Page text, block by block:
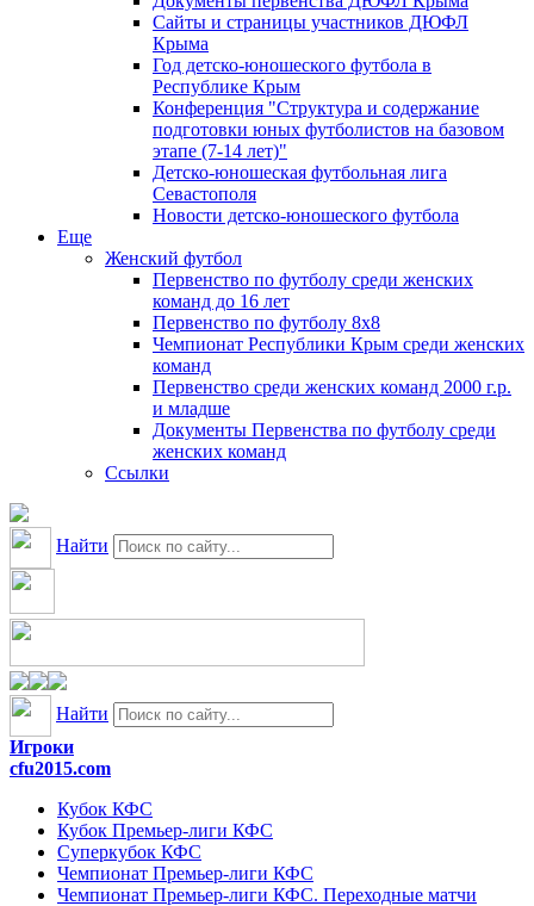
Сайты и страницы участников ДЮФЛ
Крыма
Год детско-юношеского футбола в
Республике Крым
Конференция "Структура и содержание
подготовки юных футболистов на базовом
этапе (7-14 лет)"
Детско-юношеская футбольная лига
Севастополя
Новости детско-юношеского футбола
Еще
Женский футбол
Первенство по футболу среди женских
команд до 16 лет
Первенство по футболу 8х8
Чемпионат Республики Крым среди женских
команд
Первенство среди женских команд 2000 г.р.
и младше
Документы Первенства по футболу среди
женских команд
Ссылки
Найти
Найти
Игроки
cfu2015.com
Кубок КФС
Кубок Премьер-лиги КФС
Суперкубок КФС
Чемпионат Премьер-лиги КФС
Чемпионат Премьер-лиги КФС. Переходные матчи